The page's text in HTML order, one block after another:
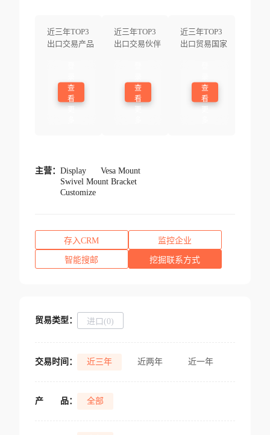
近三年TOP3
出口交易产品
查
看
近三年TOP3
出口交易伙伴
查
看
近三年TOP3
出口贸易国家
查
看
主营： Display
Vesa Mount
Swivel Mount Bracket
Customize
存入CRM 监控企业
智能搜邮 挖掘联系方式
贸易类型： 进口(0)
交易时间： 近三年 近两年 近一年
产 品： 全部